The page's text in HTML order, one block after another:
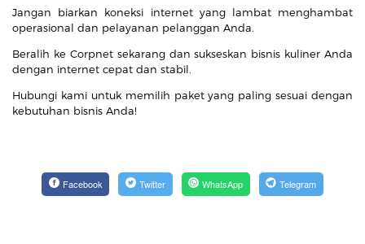
Jangan biarkan koneksi internet yang lambat menghambat
operasional dan pelayanan pelanggan Anda.
Beralih ke Corpnet sekarang dan sukseskan bisnis kuliner Anda
dengan internet cepat dan stabil.
Hubungi kami untuk memilih paket yang paling sesuai dengan
kebutuhan bisnis Anda!
Facebook Twitter WhatsApp Telegram